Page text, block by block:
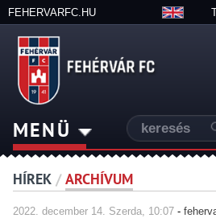
FEHERVARFC.HU
MENÜ
HÍREK / ARCHÍVUM
2022. december14. Szerda, 10:07-